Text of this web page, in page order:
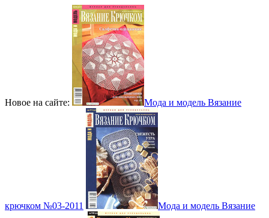
Новое на сайте: Мода и модель Вязание
крючком №03-2011 Мода и модель Вязание